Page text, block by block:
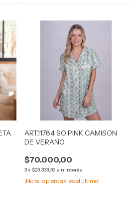
ART.11784 SO PINK CAMISON
DE VERANO
$70.000,00
3x $23.333,33 sin interés
¡No te lo pierdas, es el último!